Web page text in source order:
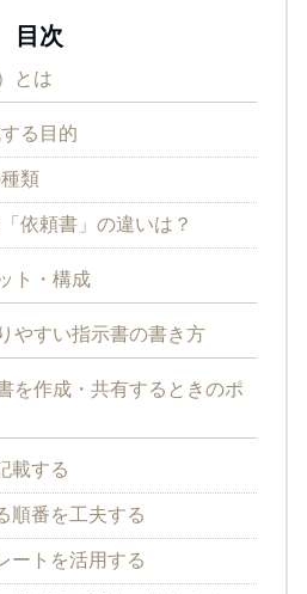
目次
とは
る目的
類
依頼書」の違いは？
ト・構成
やすい指示書の書き方
を作成・共有するときのポ
載する
順番を工夫する
ートを活用する